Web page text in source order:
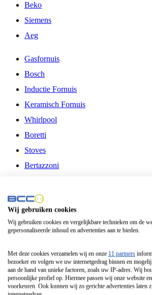
Beko
Siemens
Aeg
Gasfornuis
Bosch
Inductie Fornuis
Keramisch Fornuis
Whirlpool
Boretti
Stoves
Bertazzoni
Fitelli
Airfryer
Frituurpan
Contactgrill
Broodbakmachine
Broodrooster
Wij gebruiken cookies
Wij gebruiken cookies en vergelijkbare technieken om de
gepersonaliseerde inhoud en advertenties aan te bieden.
Met deze cookies verzamelen wij en onze 11 partners
bezoeker en volgen we uw internetgedrag binnen en
aan de hand van unieke factoren, zoals uw IP-adres. Wij
persoonlijke profiel op. Hiermee passen wij onze website
voorkeuren. Ook kunnen wij zo gerichte advertenties laten